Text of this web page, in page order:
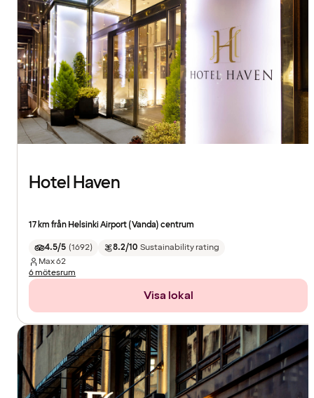
Hotel Haven
17 km från Helsinki Airport (Vanda) centrum
4.5/5 (1692) 8.2/10 Sustainability rating
Max62
6 mötesrum
Visa lokal